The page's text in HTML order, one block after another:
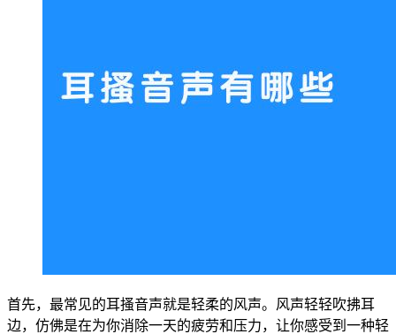
首先，最常见的耳搔音声就是轻柔的风声。风声轻轻吹拂耳
边，仿佛是在为你消除一天的疲劳和压力，让你感受到一种轻